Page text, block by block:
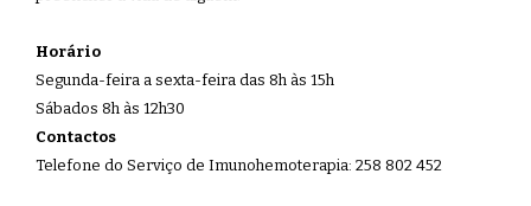
Horário
Segunda-feira a sexta-feira das 8h às 15h
Sábados 8h às 12h30
Contactos
Telefone do Serviço de Imunohemoterapia: 258 802 452